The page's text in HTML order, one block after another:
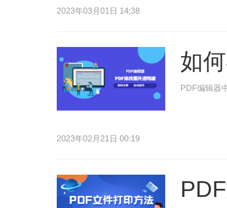
2023年03月01日 14:38
如
PDF编辑器
2023年02月21日 00:19